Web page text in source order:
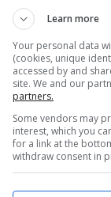
può farla
qualsiasi
Learn more
Your personal data
(cookies, unique
accessed by and
site. We and our
partners.
Some vendors may
interest, which you
for a link at the
withdraw consent in